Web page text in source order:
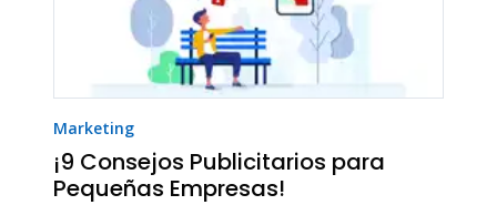
Marketing
¡9 Consejos Publicitarios para
Pequeñas Empresas!